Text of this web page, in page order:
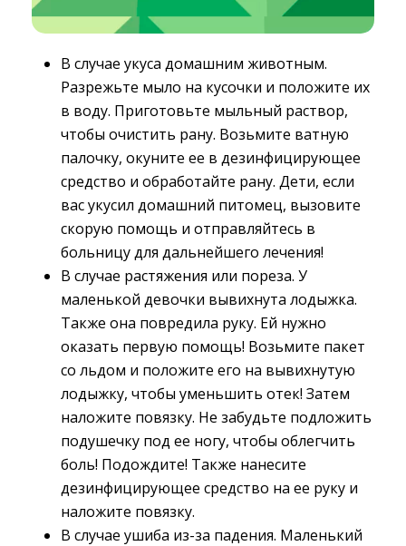
В случае укуса домашним животным.
Разрежьте мыло на кусочки и положите их
в воду. Приготовьте мыльный раствор,
чтобы очистить рану. Возьмите ватную
палочку, окуните ее в дезинфицирующее
средство и обработайте рану. Дети, если
вас укусил домашний питомец, вызовите
скорую помощь и отправляйтесь в
больницу для дальнейшего лечения!
В случае растяжения или пореза. У
маленькой девочки вывихнута лодыжка.
Также она повредила руку. Ей нужно
оказать первую помощь! Возьмите пакет
со льдом и положите его на вывихнутую
лодыжку, чтобы уменьшить отек! Затем
наложите повязку. Не забудьте подложить
подушечку под ее ногу, чтобы облегчить
боль! Подождите! Также нанесите
дезинфицирующее средство на ее руку и
наложите повязку.
В случае ушиба из-за падения. Маленький